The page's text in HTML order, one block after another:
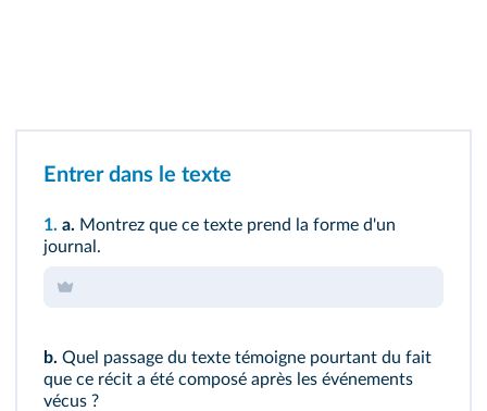
Entrer dans le texte
1. a. Montrez que ce texte prend la forme d'un
journal.
b. Quel passage du texte témoigne pourtant du fait
que ce récit a été composé après les événements
vécus ?